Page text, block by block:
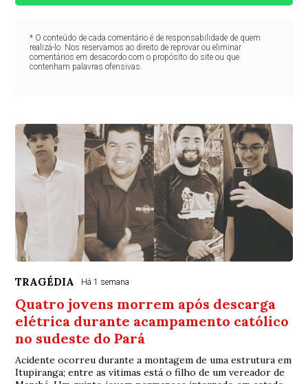
* O conteúdo de cada comentário é de responsabilidade de quem
realizá-lo. Nos reservamos ao direito de reprovar ou eliminar
comentários em desacordo com o propósito do site ou que
contenham palavras ofensivas.
TRAGÉDIA Há 1 semana
Quatro jovens morrem após descarga
elétrica durante acampamento católico
no sudeste do Pará
Acidente ocorreu durante a montagem de uma estrutura em
Itupiranga; entre as vítimas está o filho de um vereador de